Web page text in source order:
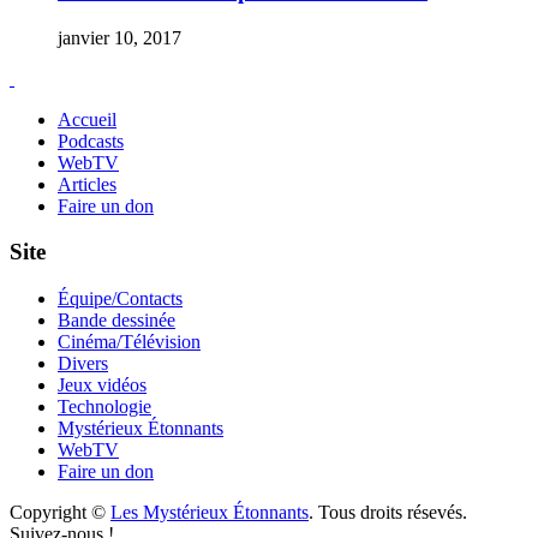
janvier 10, 2017
Accueil
Podcasts
WebTV
Articles
Faire un don
Site
Équipe/Contacts
Bande dessinée
Cinéma/Télévision
Divers
Jeux vidéos
Technologie
Mystérieux Étonnants
WebTV
Faire un don
Copyright © Les Mystérieux Étonnants. Tous droits résevés.
Suivez-nous !